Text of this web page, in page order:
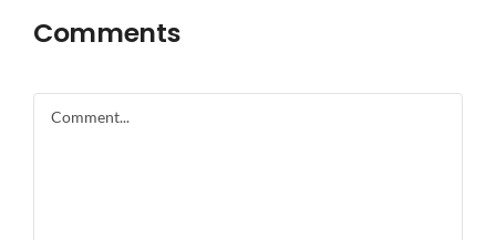
Comments
Comment